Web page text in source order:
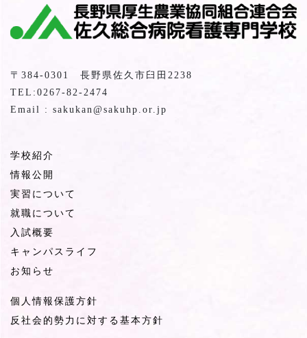
〒384-0301 長野県佐久市臼田2238
TEL:0267-82-2474
Email : sakukan@sakuhp.or.jp
学校紹介
情報公開
実習について
就職について
入試概要
キャンパスライフ
お知らせ
個人情報保護方針
反社会的勢力に対する基本方針